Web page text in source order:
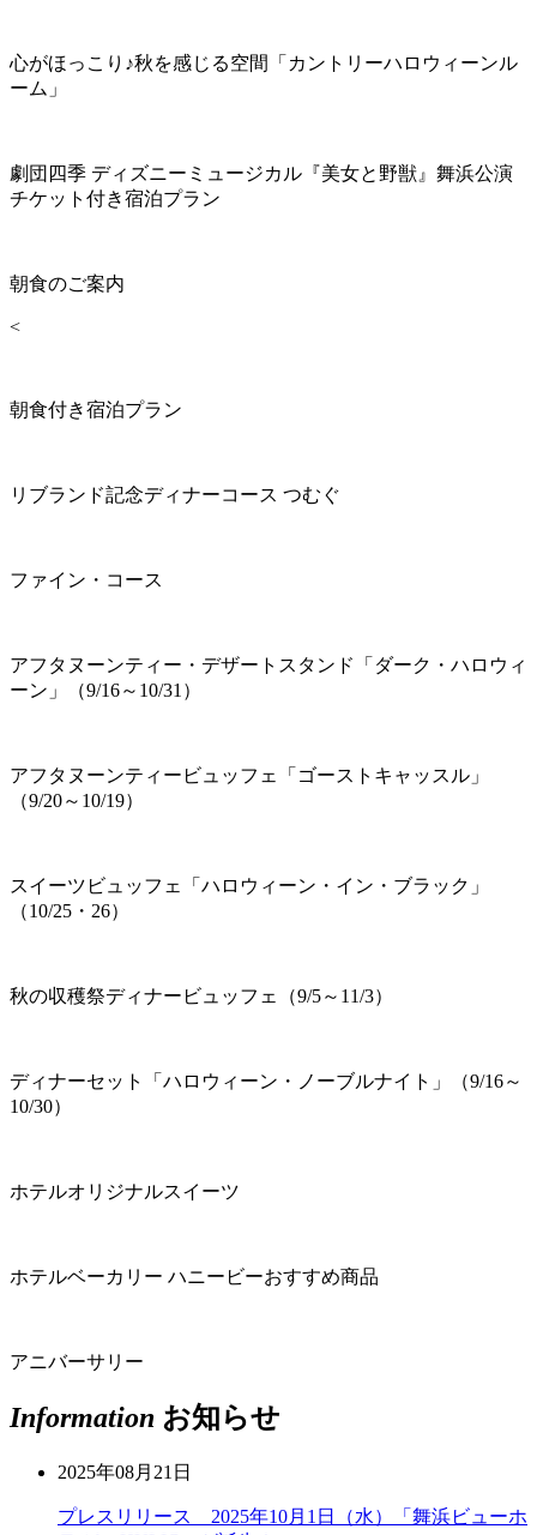
心がほっこり♪秋を感じる空間「カントリーハロウィーンル
ーム」
劇団四季 ディズニーミュージカル『美女と野獣』舞浜公演
チケット付き宿泊プラン
朝食のご案内
<
朝食付き宿泊プラン
リブランド記念ディナーコース つむぐ
ファイン・コース
アフタヌーンティー・デザートスタンド「ダーク・ハロウィ
ーン」（9/16～10/31）
アフタヌーンティービュッフェ「ゴーストキャッスル」
（9/20～10/19）
スイーツビュッフェ「ハロウィーン・イン・ブラック」
（10/25・26）
秋の収穫祭ディナービュッフェ（9/5～11/3）
ディナーセット「ハロウィーン・ノーブルナイト」（9/16～
10/30）
ホテルオリジナルスイーツ
ホテルベーカリー ハニービーおすすめ商品
アニバーサリー
Information お知らせ
2025年08月21日
プレスリリース 2025年10月1日（水）「舞浜ビューホ